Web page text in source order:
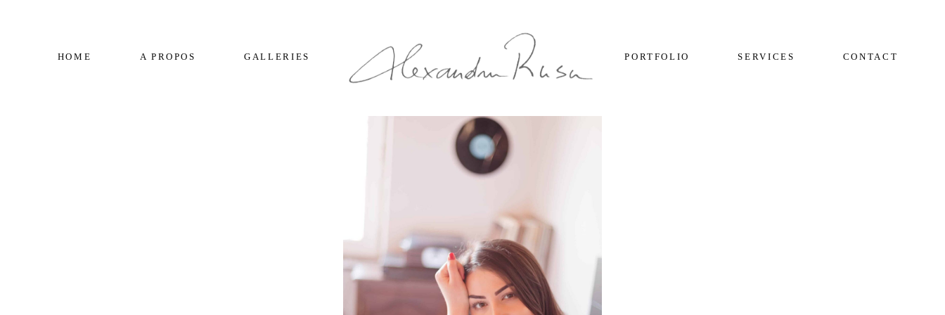
HOME A PROPOS GALLERIES PORTFOLIO SERVICES CONTACT